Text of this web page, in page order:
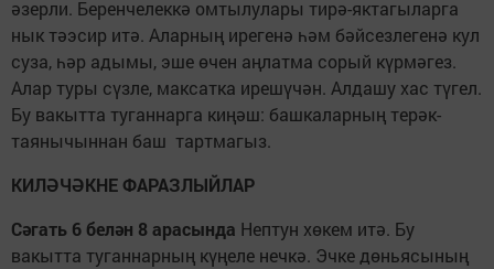
әзерли. Беренчелеккә омтылу­лары тирә-яктагыларга
нык тәэ­сир итә. Аларның ирегенә һәм бәйсезлегенә кул
суза, һәр адымы, эше өчен аңлатма сорый күрмәгез.
Алар туры сүзле, максатка ирешүчән. Алдашу хас түгел.
Бу ва­кытта туганнарга киңәш: башка­ларның терәк-
таянычыннан баш тартмагыз.
КИЛӘЧӘКНЕ ФАРАЗЛЫЙЛАР
Сәгать 6 белән 8 арасында Нептун хөкем итә. Бу
вакытта туганнарның күңеле нечкә. Эчке дөньясының